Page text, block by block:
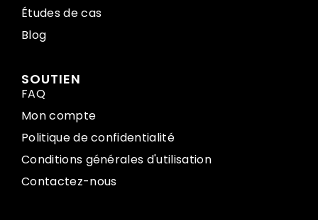
Études de cas
Blog
SOUTIEN
FAQ
Mon compte
Politique de confidentialité
Conditions générales d'utilisation
Contactez-nous